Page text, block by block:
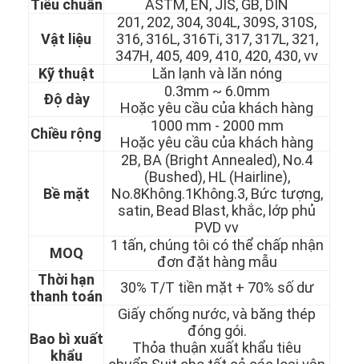
Tiêu chuẩn
ASTM, EN, JIS, GB, DIN
Vật liệu
201, 202, 304, 304L, 309S, 310S,
316, 316L, 316Ti, 317, 317L, 321,
347H, 405, 409, 410, 420, 430, vv
Kỹ thuật
Lăn lạnh và lăn nóng
Độ dày
0.3mm ~ 6.0mm
Hoặc yêu cầu của khách hàng
Chiều rộng
1000 mm - 2000 mm
Hoặc yêu cầu của khách hàng
Bề mặt
2B, BA (Bright Annealed), No.4
(Bushed), HL (Hairline),
No.8Không.1Không.3, Bức tượng,
satin, Bead Blast, khắc, lớp phủ
PVD vv
MOQ
1 tấn, chúng tôi có thể chấp nhận
đơn đặt hàng mẫu
Thời hạn
thanh toán
30% T/T tiền mặt + 70% số dư
Bao bì xuất
khẩu
Giấy chống nước, và băng thép
đóng gói.
Thỏa thuận xuất khẩu tiêu